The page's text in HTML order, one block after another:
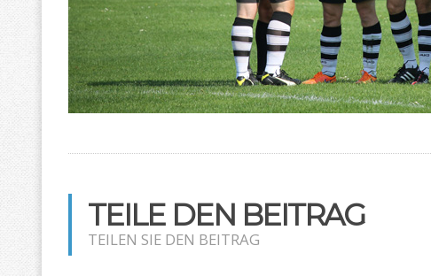
TEILE DEN BEITRAG
TEILEN SIE DEN BEITRAG